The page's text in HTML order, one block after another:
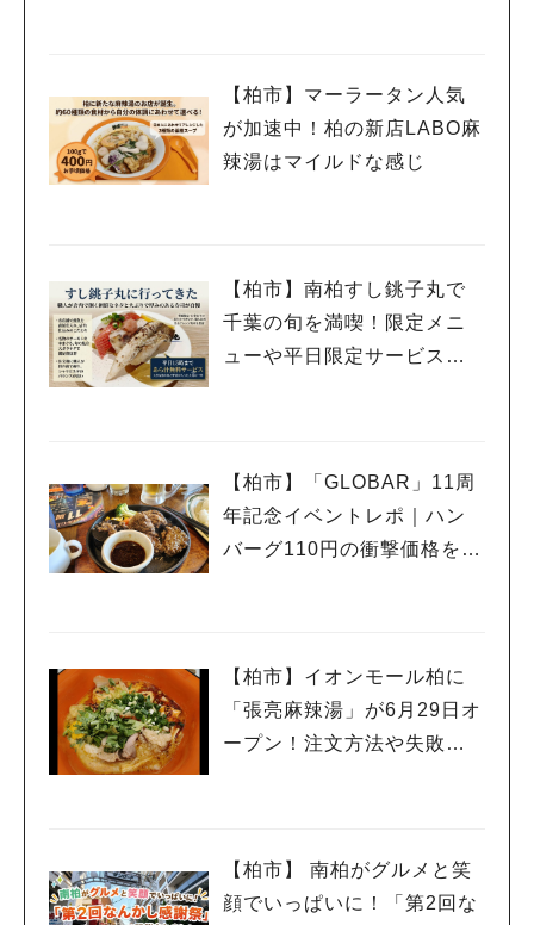
【柏市】マーラータン人気
が加速中！柏の新店LABO麻
辣湯はマイルドな感じ
【柏市】南柏すし銚子丸で
千葉の旬を満喫！限定メニ
ューや平日限定サービスを
【柏市】「GLOBAR」11周
年記念イベントレポ｜ハン
バーグ110円の衝撃価格を体
【柏市】イオンモール柏に
「張亮麻辣湯」が6月29日オ
ープン！注文方法や失敗し
【柏市】 南柏がグルメと笑
顔でいっぱいに！「第2回な